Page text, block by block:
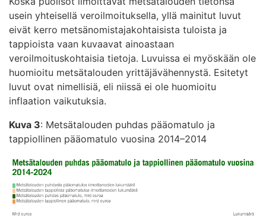
usein yhteisellä veroilmoituksella, yllä mainitut luvut
eivät kerro metsänomistajakohtaisista tuloista ja
tappioista vaan kuvaavat ainoastaan
veroilmoituskohtaisia tietoja. Luvuissa ei myöskään ole
huomioitu metsätalouden yrittäjävähennystä. Esitetyt
luvut ovat nimellisiä, eli niissä ei ole huomioitu
inflaation vaikutuksia.
Kuva 3: Metsätalouden puhdas pääomatulo ja
tappiollinen pääomatulo vuosina 2014–2014